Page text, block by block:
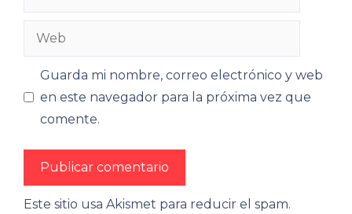
Web
Guarda mi nombre, correo electrónico y web
en este navegador para la próxima vez que
comente.
Este sitio usa Akismet para reducir el spam.